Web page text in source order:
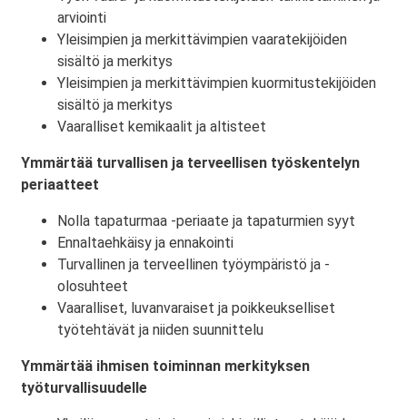
arviointi
Yleisimpien ja merkittävimpien vaaratekijöiden
sisältö ja merkitys
Yleisimpien ja merkittävimpien kuormitustekijöiden
sisältö ja merkitys
Vaaralliset kemikaalit ja altisteet
Ymmärtää turvallisen ja terveellisen työskentelyn
periaatteet
Nolla tapaturmaa -periaate ja tapaturmien syyt
Ennaltaehkäisy ja ennakointi
Turvallinen ja terveellinen työympäristö ja -
olosuhteet
Vaaralliset, luvanvaraiset ja poikkeukselliset
työtehtävät ja niiden suunnittelu
Ymmärtää ihmisen toiminnan merkityksen
työturvallisuudelle